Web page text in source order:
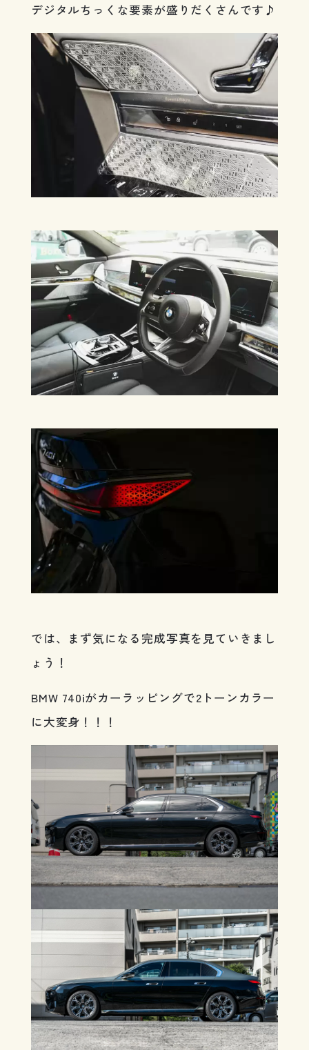
デジタルちっくな要素が盛りだくさんです♪
では、まず気になる完成写真を見ていきまし
ょう！
BMW 740iがカーラッピングで2トーンカラー
に大変身！！！